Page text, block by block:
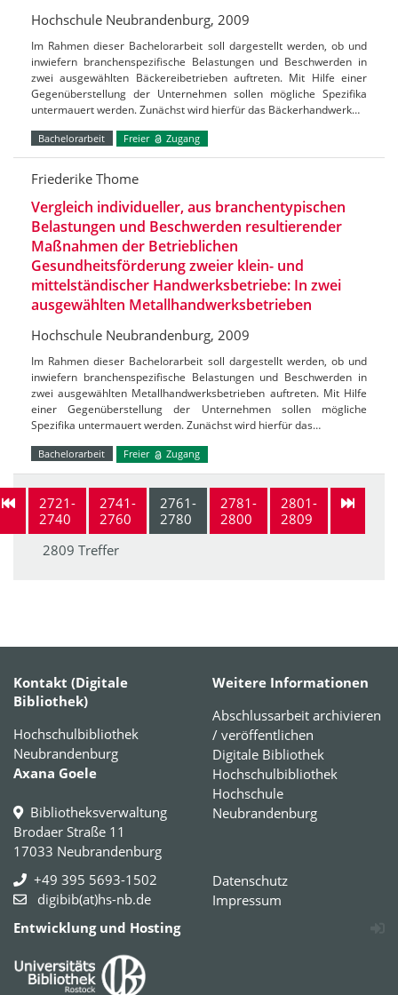
Hochschule Neubrandenburg, 2009
Im Rahmen dieser Bachelorarbeit soll dargestellt werden, ob und
inwiefern branchenspezifische Belastungen und Beschwerden in
zwei ausgewählten Bäckereibetrieben auftreten. Mit Hilfe einer
Gegenüberstellung der Unternehmen sollen mögliche Spezifika
untermauert werden. Zunächst wird hierfür das Bäckerhandwerk…
Bachelorarbeit Freier Zugang
Friederike Thome
Vergleich individueller, aus branchentypischen
Belastungen und Beschwerden resultierender
Maßnahmen der Betrieblichen
Gesundheitsförderung zweier klein- und
mittelständischer Handwerksbetriebe: In zwei
ausgewählten Metallhandwerksbetrieben
Hochschule Neubrandenburg, 2009
Im Rahmen dieser Bachelorarbeit soll dargestellt werden, ob und
inwiefern branchenspezifische Belastungen und Beschwerden in
zwei ausgewählten Metallhandwerksbetrieben auftreten. Mit Hilfe
einer Gegenüberstellung der Unternehmen sollen mögliche
Spezifika untermauert werden. Zunächst wird hierfür das…
Bachelorarbeit Freier Zugang
2721-
2740
2741-
2760
2761-
2780
2781-
2800
2801-
2809
2809 Treffer
Kontakt (Digitale
Bibliothek)
Hochschulbibliothek
Neubrandenburg
Axana Goele
Bibliotheksverwaltung
Brodaer Straße 11
17033 Neubrandenburg
+49 395 5693-1502
digibib(at)hs-nb.de
Weitere Informationen
Abschlussarbeit archivieren
/ veröffentlichen
Digitale Bibliothek
Hochschulbibliothek
Hochschule
Neubrandenburg
Datenschutz
Impressum
Entwicklung und Hosting